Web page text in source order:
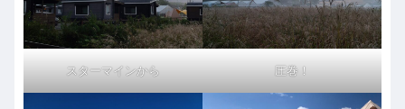
スターマインから 圧巻！